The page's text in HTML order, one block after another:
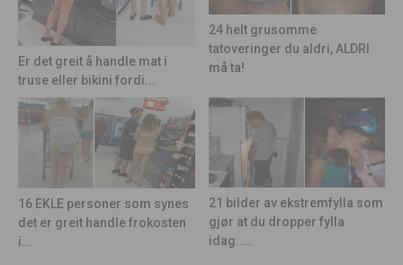
Er det greit å handle mat i
truse eller bikini fordi...
24 helt grusomme
tatoveringer du aldri, ALDRI
må ta!
16 EKLE personer som synes
det er greit handle frokosten
i...
21 bilder av ekstremfylla som
gjør at du dropper fylla
idag.....